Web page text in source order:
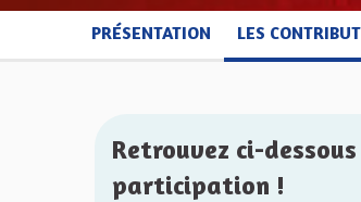
PRÉSENTATION LES
Retrouvez ci-
participation !